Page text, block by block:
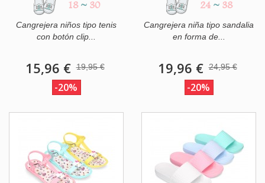
18 ~ 30
Cangrejera niños tipo tenis
con botón clip...
15,96 € 19,95 €
-20%
24 ~ 38
Cangrejera niña tipo sandalia
en forma de...
19,96 € 24,95 €
-20%